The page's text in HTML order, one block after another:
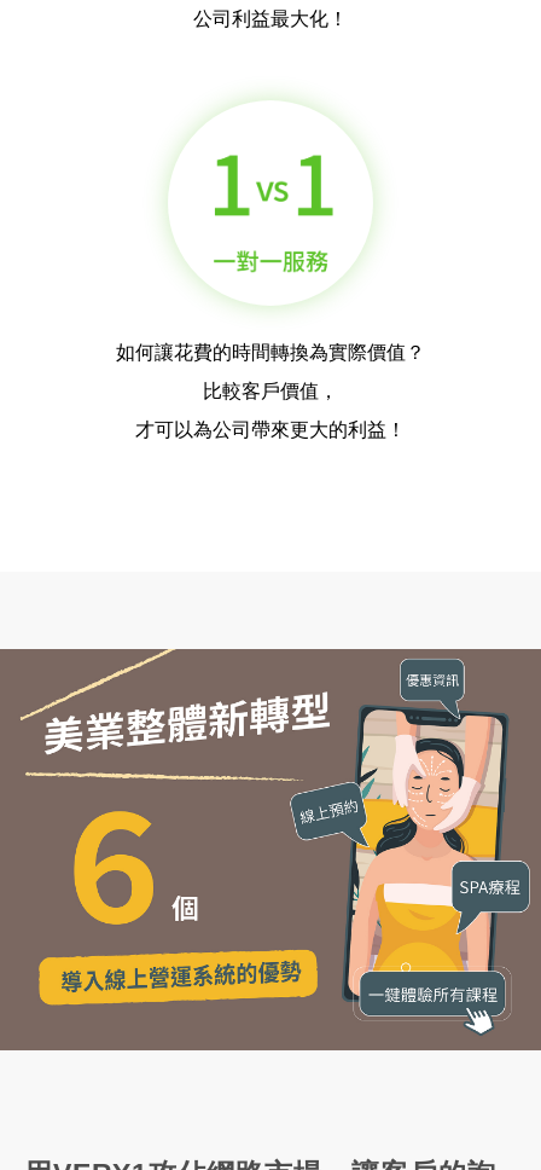
公司利益最大化！
如何讓花費的時間轉換為實際價值？
比較客戶價值，
才可以為公司帶來更大的利益！